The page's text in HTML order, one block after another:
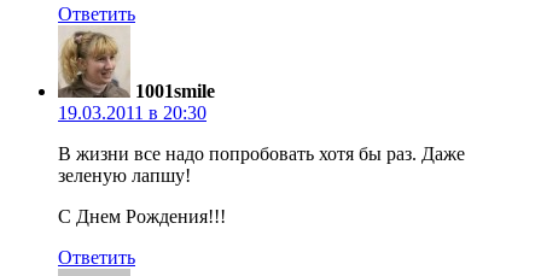
Ответить
1001smile
19.03.2011 в 20:30
В жизни все надо попробовать хотя бы раз. Даже
зеленую лапшу!
С Днем Рождения!!!
Ответить